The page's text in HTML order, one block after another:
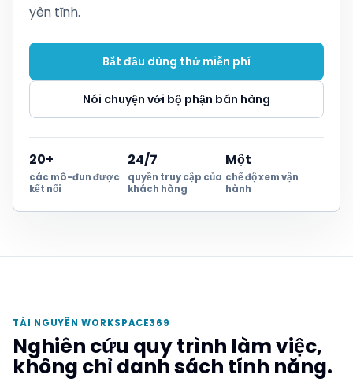
yên tĩnh.
Bắt đầu dùng thử miễn phí
Nói chuyện với bộ phận bán hàng
20+
các mô-đun được
kết nối
24/7
quyền truy cập của
khách hàng
Một
chế độ xem vận
hành
TÀI NGUYÊN WORKSPACE369
Nghiên cứu quy trình làm việc,
không chỉ danh sách tính năng.